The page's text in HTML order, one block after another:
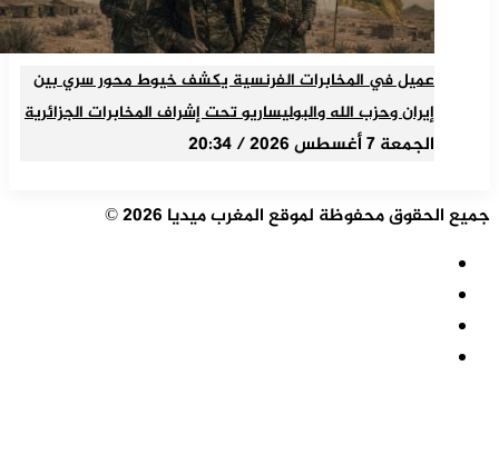
عميل في المخابرات الفرنسية يكشف خيوط محور سري بين
إيران وحزب الله والبوليساريو تحت إشراف المخابرات الجزائرية
الجمعة 7 أغسطس 2026 / 20:34
جميع الحقوق محفوظة لموقع المغرب ميديا 2026 ©